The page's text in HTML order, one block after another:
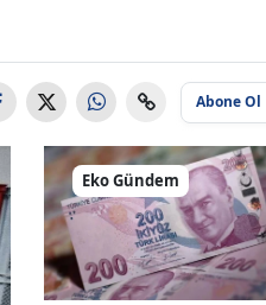
Abone Ol
Eko Gündem